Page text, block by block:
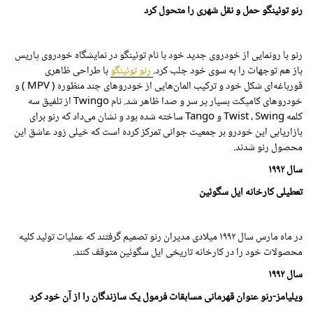
رنو توئینگوحمل و نقل شهری را متحول کرد
رنو با رونمایی از خودروی جدید خود با نام توئینگو در نمایشگاه خودروی پاریس
باز هم توجهات را به سوی خود جلب کرد.رنو توئینگوبا طراحی ظاهری
قورباغه‌ای شکل خود و ترکیب المان‌هایی از خودروهای چند منظوره ( MPV ) و
خودروهای کامپکت بسیار پر سر و صدا ظاهر شد. نام Twingo از تلفیق سه
کلمه Twist ، Swing و Tango ساخته شده بود و نشان می‌داد که رنو برای
بازاریابی این خودرو بر جمعیت جوانی تمرکز کرده است که خیلی زود عاشق این
محصول رنو شدند.
سال۱۹۹۲
تعطیلی کارخانه ایل سگوئین
در ماه مارس سال۱۹۹۲میلادی مدیران رنو تصمیم گرفتند که عملیات تولید کلیه
محصولات خود را در کارخانه تاریخی ایل سگوئین متوقف کنند.
سال۱۹۹۲
ویلیامز-رنو عنوان قهرمانی مسابقات فرمول یک سازندگان را از آن خود کرد